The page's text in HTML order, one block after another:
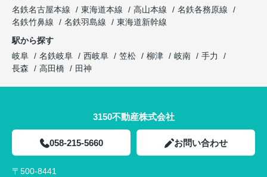
名鉄名古屋本線
東海道本線 高山本線
名鉄各務原線
名鉄竹鼻線
名鉄羽島線
東海道新幹線
駅から探す
岐阜
名鉄岐阜 西岐阜 笠松 柳津 岐南
手力
長森
高田橋 田神
3150不動産株式会社
058-215-5660 お問い合わせ
〒500-8441